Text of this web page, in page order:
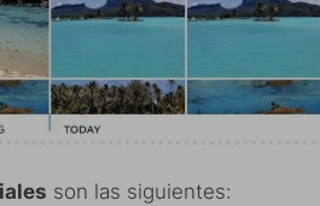
son las siguientes: